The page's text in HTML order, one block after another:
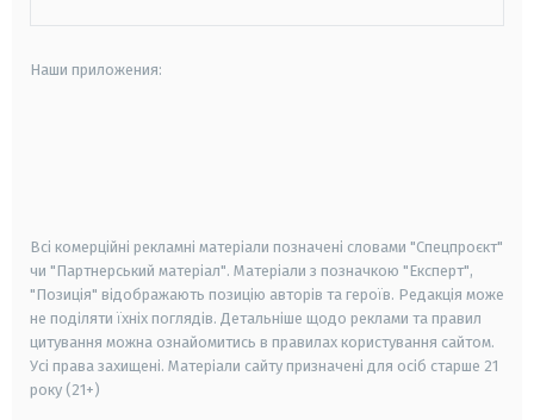
Наши приложения:
Всі комерційні рекламні матеріали позначені словами "Спецпроєкт"
чи "Партнерський матеріал". Матеріали з позначкою "Експерт",
"Позиція" відображають позицію авторів та героїв. Редакція може
не поділяти їхніх поглядів. Детальніше щодо реклами та правил
цитування можна ознайомитись в правилах користування сайтом.
Усі права захищені. Матеріали сайту призначені для осіб старше 21
року (21+)